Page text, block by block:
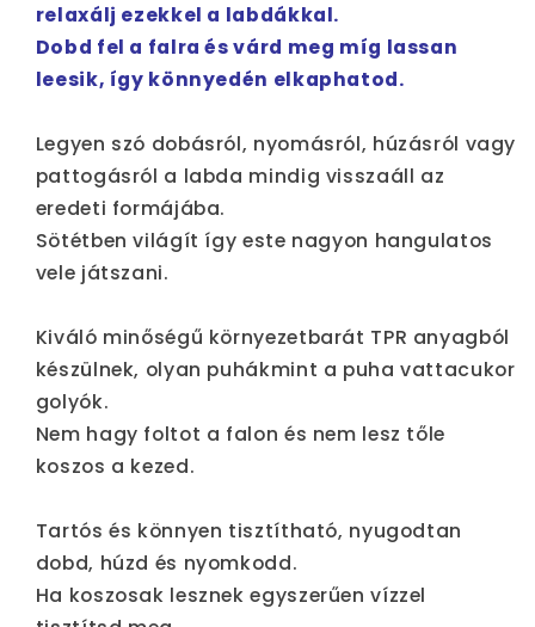
relaxálj ezekkel a labdákkal.
Dobd fel a falra és várd meg míg lassan
leesik, így könnyedén elkaphatod.
Legyen szó dobásról, nyomásról, húzásról vagy
pattogásról a labda mindig visszaáll az
eredeti formájába.
Sötétben világít így este nagyon hangulatos
vele játszani.
Kiváló minőségű környezetbarát TPR anyagból
készülnek, olyan puhákmint a puha vattacukor
golyók.
Nem hagy foltot a falon és nem lesz tőle
koszos a kezed.
Tartós és könnyen tisztítható, nyugodtan
dobd, húzd és nyomkodd.
Ha koszosak lesznek egyszerűen vízzel